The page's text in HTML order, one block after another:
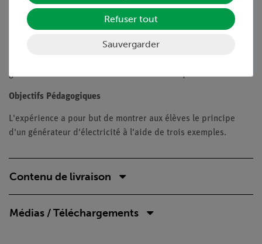
Objectifs
Dans cette expérience, les élèves doivent construire et
examiner la dynamo classique (de bicyclette). À cette fin, ils
générateur et en déterminer les caractéristiques.
Objectifs Pédagogiques
L'expérience a pour but de montrer aux élèves le principe
d'un générateur d'électricité à l'aide de trois exemples.
Contenu de livraison
Médias / Téléchargements
Refuser tout
Sauvergarder